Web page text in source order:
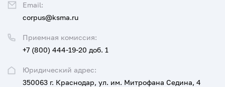
Юридический адрес:
350063 г. Краснодар, ул. им. Митрофана Седина, 4
Приемная комиссия:
+7 (800) 444-19-20 доб. 1
Email:
corpus@ksma.ru